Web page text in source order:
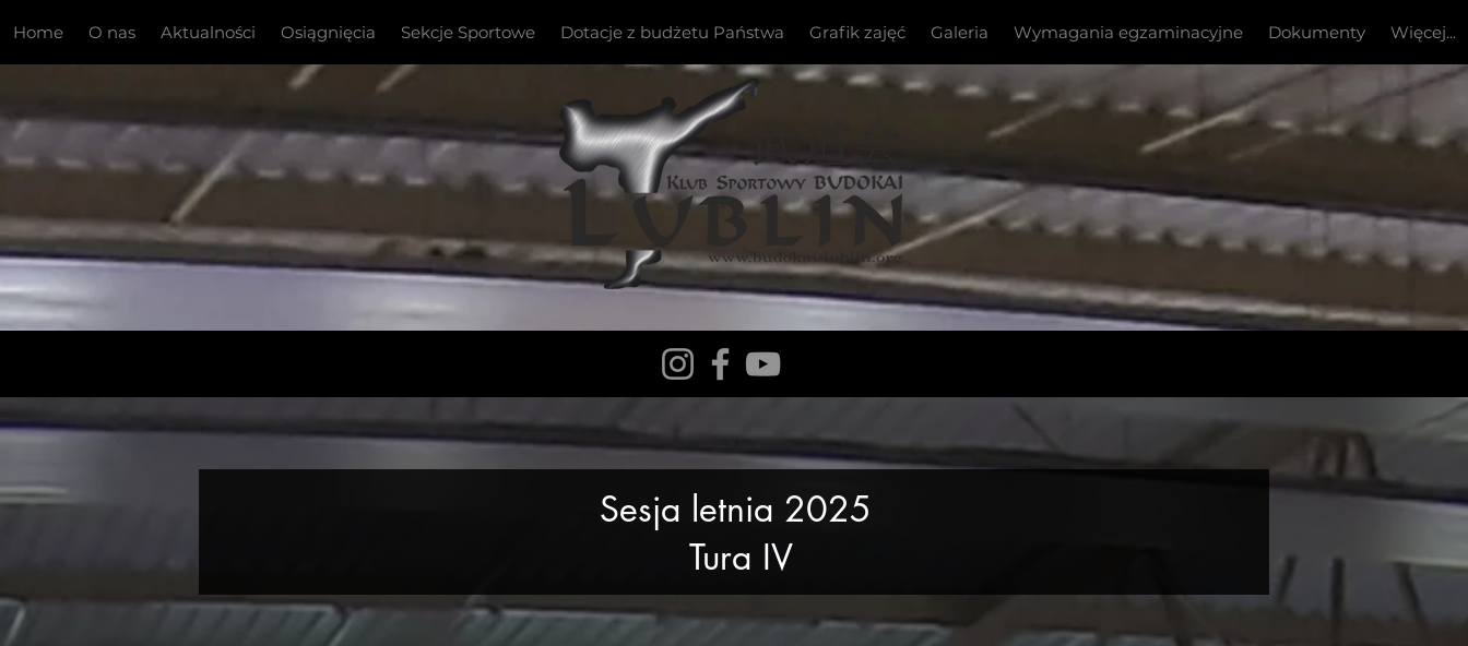
Home O nas Aktualności Osiągnięcia Sekcje Sportowe Dotacje z budżetu Państwa Grafik zajęć Galeria Wymagania egzaminacyjne Dokumenty Więcej...
Sesja letnia 2025
Tura IV